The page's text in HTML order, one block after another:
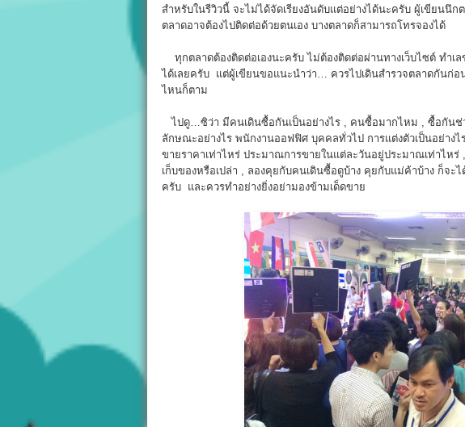
สำหรับในรีวิวนี้ จะไม่ได้จัดเรียงอันดับแต่อย่างได้นะครับ ผู้เขียนนึ
ตลาดอาจต้องไปติดต่อด้วยตนเอง บางตลาดก็สามารถโทรจองได้
ทุกตลาดต้องติดต่อเองนะครับ ไม่ต้องติดต่อผ่านทางเว็บไซต์ ทำเ
ได้เลยครับ แต่ผู้เขียนขอแนะนำว่า… ควรไปเดินสำรวจตลาดกันก่
ไหนก็ตาม
ไปดู…ซิว่า มีคนเดินซื้อกันเป็นอย่างไร , คนซื้อมากไหม , ซื้อกันช่
ลักษณะอย่างไร พนักงานออฟฟิศ บุคคลทั่วไป การแต่งตัวเป็นอย่างไ
ขายราคาเท่าไหร่ ประมาณการขายในแต่ละวันอยู่ประมาณเท่าไห
เก็บของหรือเปล่า , ลองคุยกับคนเดินซื้อดูบ้าง คุยกับแม่ค้าบ้าง ก็จะ
ครับ และควรทำอย่างยิ่งอย่ามองข้ามเด็ดขาย